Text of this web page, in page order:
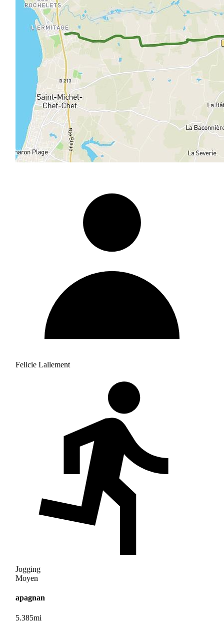
Felicie Lallement
Jogging
Moyen
apagnan
5.385mi